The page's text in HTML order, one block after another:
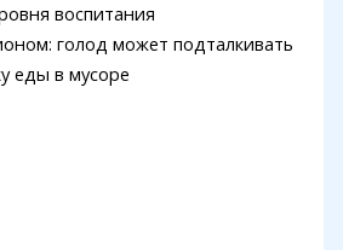
воспитания
голод может подталкивать
еды в мусоре